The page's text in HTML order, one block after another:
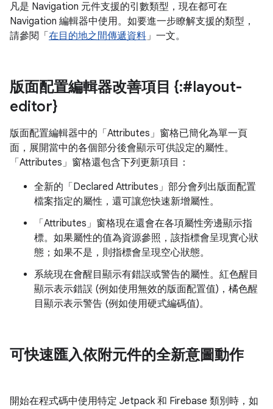
凡是 Navigation 元件支援的引數類型，現在都可在
Navigation 編輯器中使用。如要進一步瞭解支援的類型，
請參閱「 在目的地之間傳遞資料」一文。
版面配置編輯器改善項目 {:#layout-
editor}
版面配置編輯器中的「Attributes」 窗格已簡化為單一頁
面，展開當中的各個部分後會顯示可供設定的屬性。
「Attributes」 窗格還包含下列更新項目：
全新的「Declared Attributes」 部分會列出版面配置
檔案指定的屬性，還可讓您快速新增屬性。
「Attributes」 窗格現在還會在各項屬性旁邊顯示指
標。如果屬性的值為資源參照，該指標會呈現實心狀
態；如果不是，則指標會呈現空心狀態。
系統現在會醒目顯示有錯誤或警告的屬性。紅色醒目
顯示表示錯誤 (例如使用無效的版面配置值)，橘色醒
目顯示表示警告 (例如使用硬式編碼值)。
可快速匯入依附元件的全新意圖動作
開始在程式碼中使用特定 Jetpack 和 Firebase 類別時，如